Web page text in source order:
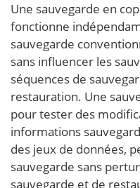
Une sauvegarde en
fonctionne
sauvegarde
sans influencer les
séquences de
restauration. Une
pour tester des
informations
des jeux de données,
sauvegarde sans
sauvegarde et de